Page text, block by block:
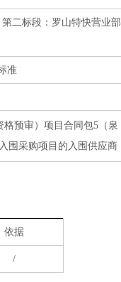
二标段：罗山特快营业部
准
预审）项目合同包5（泉
围采购项目的入围供应商
依据
/